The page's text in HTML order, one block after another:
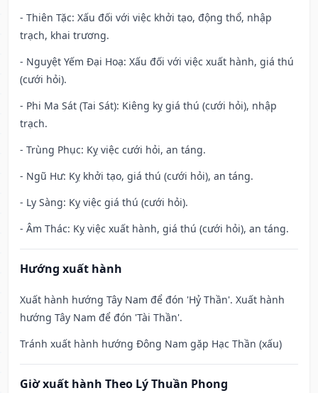
- Thiên Tặc: Xấu đối với việc khởi tạo, động thổ, nhập
trạch, khai trương.
- Nguyệt Yếm Đại Hoạ: Xấu đối với việc xuất hành, giá thú
(cưới hỏi).
- Phi Ma Sát (Tai Sát): Kiêng kỵ giá thú (cưới hỏi), nhập
trạch.
- Trùng Phục: Kỵ việc cưới hỏi, an táng.
- Ngũ Hư: Kỵ khởi tạo, giá thú (cưới hỏi), an táng.
- Ly Sàng: Kỵ việc giá thú (cưới hỏi).
- Âm Thác: Kỵ việc xuất hành, giá thú (cưới hỏi), an táng.
Hướng xuất hành
Xuất hành hướng Tây Nam để đón 'Hỷ Thần'. Xuất hành
hướng Tây Nam để đón 'Tài Thần'.
Tránh xuất hành hướng Đông Nam gặp Hạc Thần (xấu)
Giờ xuất hành Theo Lý Thuần Phong